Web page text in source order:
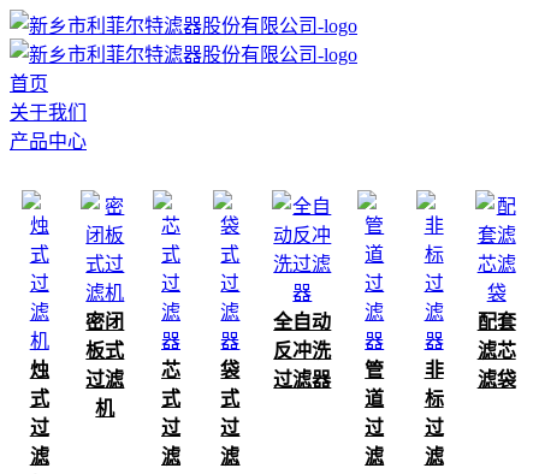
首页
关于我们
产品中心
烛
式
过
滤
密闭
板式
过滤
机
芯
式
过
滤
袋
式
过
滤
全自动
反冲洗
过滤器
管
道
过
滤
非
标
过
滤
配套
滤芯
滤袋